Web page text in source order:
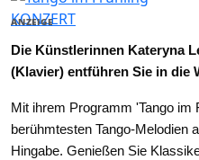
KONZERT
ANZEIGE
Die Künstlerinnen Kateryna
(Klavier) entführen Sie in die
Mit ihrem Programm 'Tango im
berühmtesten Tango-Melodien
Hingabe. Genießen Sie